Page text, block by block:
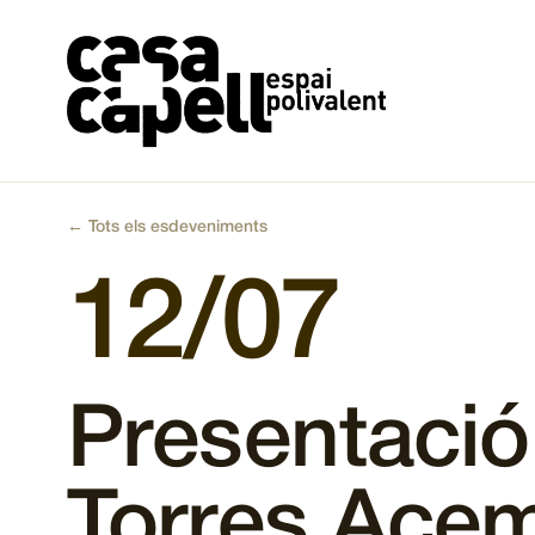
contingut
← Tots els esdeveniments
12/07